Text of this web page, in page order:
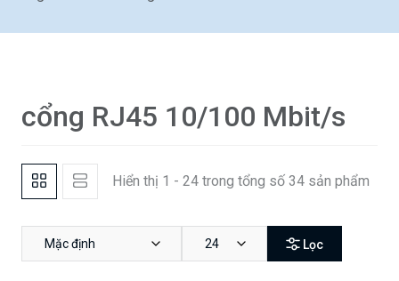
cổng RJ45 10/100 Mbit/s
Hiển thị 1 - 24 trong tổng số 34 sản phẩm
Mặc định 24 Lọc